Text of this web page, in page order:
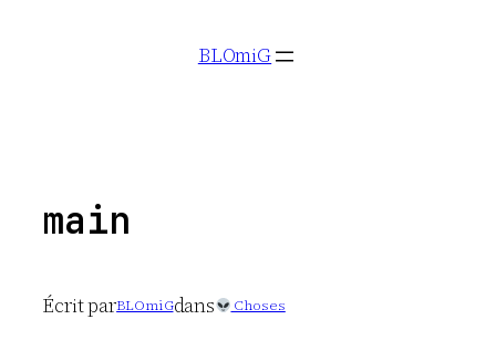
BLOmiG
main
Écrit parBLOmiGdans Choses